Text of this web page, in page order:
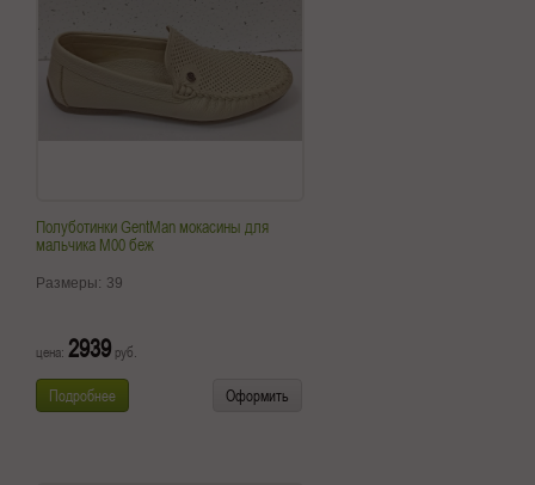
Полуботинки GentMan мокасины для
мальчика М00 беж
Размеры: 39
цена: 2939 руб.
Подробнее Оформить